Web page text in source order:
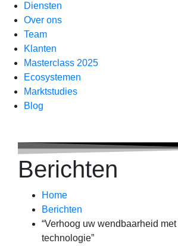
Diensten
Over ons
Team
Klanten
Masterclass 2025
Ecosystemen
Marktstudies
Blog
Berichten
Home
Berichten
“Verhoog uw wendbaarheid
technologie”